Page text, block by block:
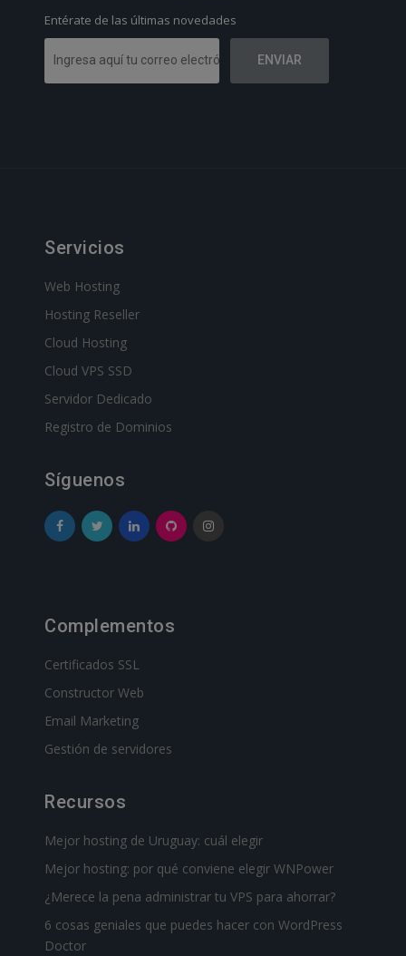
Entérate de las últimas novedades
Servicios
Web Hosting
Hosting Reseller
Cloud Hosting
Cloud VPS SSD
Servidor Dedicado
Registro de Dominios
Síguenos
Complementos
Certificados SSL
Constructor Web
Email Marketing
Gestión de servidores
Recursos
Mejor hosting de Uruguay: cuál elegir
Mejor hosting: por qué conviene elegir WNPower
¿Merece la pena administrar tu VPS para ahorrar?
6 cosas geniales que puedes hacer con WordPress
Doctor